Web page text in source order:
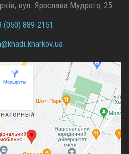
вул. Ярослава Мудрого, 25
(050) 889-2151
khadi.kharkov.ua